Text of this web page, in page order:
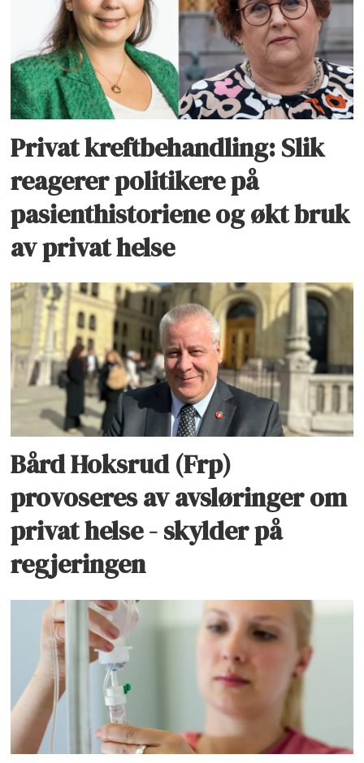
Privat kreftbehandling: Slik
reagerer politikere på
pasienthistoriene og økt bruk
av privat helse
Bård Hoksrud (Frp)
provoseres av avsløringer om
privat helse - skylder på
regjeringen